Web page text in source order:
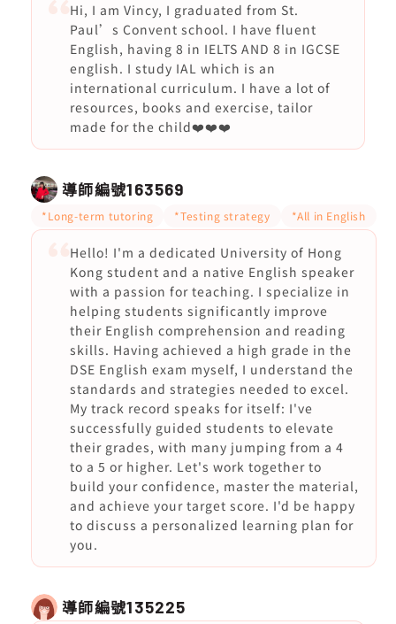
Hi, I am Vincy, I graduated from St.
Paul’s Convent school. I have fluent
English, having 8 in IELTS AND 8 in IGCSE
english. I study IAL which is an
international curriculum. I have a lot of
resources, books and exercise, tailor
made for the child❤️❤️❤️
導師編號163569
*Long-term tutoring *Testing strategy *All in English
Hello! I'm a dedicated University of Hong
Kong student and a native English speaker
with a passion for teaching. I specialize in
helping students significantly improve
their English comprehension and reading
skills. Having achieved a high grade in the
DSE English exam myself, I understand the
standards and strategies needed to excel.
My track record speaks for itself: I've
successfully guided students to elevate
their grades, with many jumping from a 4
to a 5 or higher. Let's work together to
build your confidence, master the material,
and achieve your target score. I'd be happy
to discuss a personalized learning plan for
you.
導師編號135225